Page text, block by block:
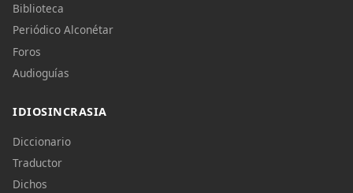
Biblioteca
Periódico Alconétar
Foros
Audioguías
IDIOSINCRASIA
Diccionario
Traductor
Dichos